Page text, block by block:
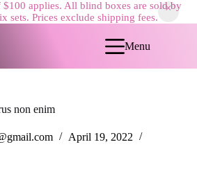
applies. All blind boxes are sold by
sets. Prices exclude shipping fees.
Menu
non enim
April 19, 2022